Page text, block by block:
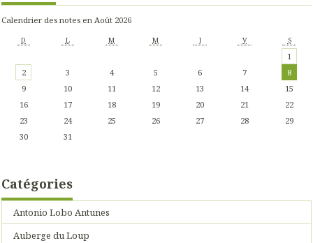
Calendrier des notes en Août 2026
D L M M J V S
1
2
3 4 5 6 7
8
9
10 11 12 13 14
15
16
17 18 19 20 21
22
23
24 25 26 27 28
29
30
31
Catégories
Antonio Lobo Antunes
Auberge du Loup